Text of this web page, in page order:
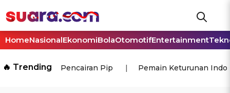
HomeNasionalEkonomiBolaOtomotifEntertainment
🔥 Trending Pencairan Pip Pemain Keturunan